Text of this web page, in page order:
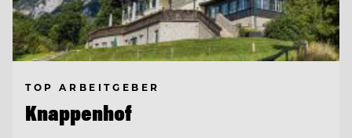
TOP ARBEITGEBER
Knappenhof